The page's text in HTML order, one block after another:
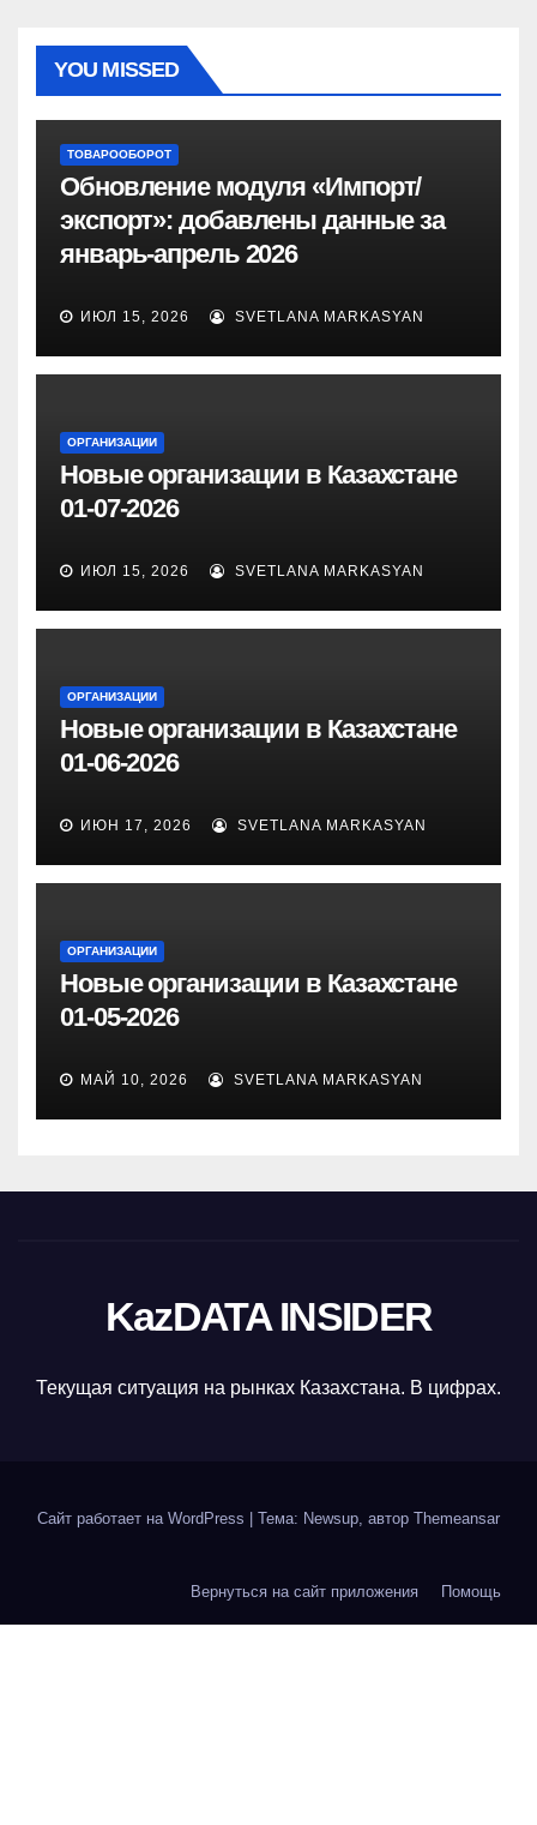
YOU MISSED
ТОВАРООБОРОТ
Обновление модуля «Импорт/
экспорт»: добавлены данные за
январь-апрель 2026
ИЮЛ 15, 2026 SVETLANA MARKASYAN
ОРГАНИЗАЦИИ
Новые организации в Казахстане
01-07-2026
ИЮЛ 15, 2026 SVETLANA MARKASYAN
ОРГАНИЗАЦИИ
Новые организации в Казахстане
01-06-2026
ИЮН 17, 2026 SVETLANA MARKASYAN
ОРГАНИЗАЦИИ
Новые организации в Казахстане
01-05-2026
МАЙ 10, 2026 SVETLANA MARKASYAN
KazDATA INSIDER
Текущая ситуация на рынках Казахстана. В цифрах.
Сайт работает на WordPress | Тема: Newsup, автор Themeansar
Вернуться на сайт приложения Помощь